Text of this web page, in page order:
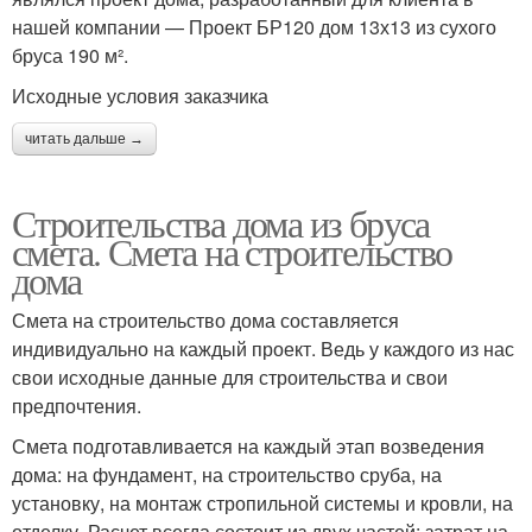
нашей компании — Проект БР120 дом 13х13 из сухого
бруса 190 м².
Исходные условия заказчика
читать дальше →
Строительства дома из бруса
смета. Смета на строительство
дома
Смета на строительство дома составляется
индивидуально на каждый проект. Ведь у каждого из нас
свои исходные данные для строительства и свои
предпочтения.
Смета подготавливается на каждый этап возведения
дома: на фундамент, на строительство сруба, на
установку, на монтаж стропильной системы и кровли, на